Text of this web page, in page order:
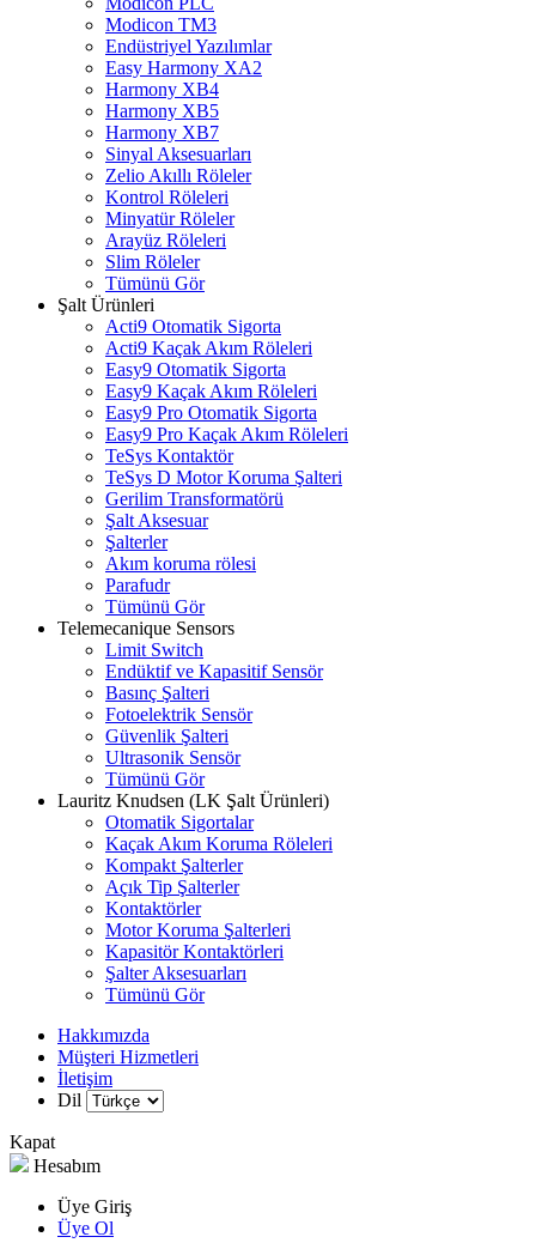
Modicon TM3
Endüstriyel Yazılımlar
Easy Harmony XA2
Harmony XB4
Harmony XB5
Harmony XB7
Sinyal Aksesuarları
Zelio Akıllı Röleler
Kontrol Röleleri
Minyatür Röleler
Arayüz Röleleri
Slim Röleler
Tümünü Gör
Şalt Ürünleri
Acti9 Otomatik Sigorta
Acti9 Kaçak Akım Röleleri
Easy9 Otomatik Sigorta
Easy9 Kaçak Akım Röleleri
Easy9 Pro Otomatik Sigorta
Easy9 Pro Kaçak Akım Röleleri
TeSys Kontaktör
TeSys D Motor Koruma Şalteri
Gerilim Transformatörü
Şalt Aksesuar
Şalterler
Akım koruma rölesi
Parafudr
Tümünü Gör
Telemecanique Sensors
Limit Switch
Endüktif ve Kapasitif Sensör
Basınç Şalteri
Fotoelektrik Sensör
Güvenlik Şalteri
Ultrasonik Sensör
Tümünü Gör
Lauritz Knudsen (LK Şalt Ürünleri)
Otomatik Sigortalar
Kaçak Akım Koruma Röleleri
Kompakt Şalterler
Açık Tip Şalterler
Kontaktörler
Motor Koruma Şalterleri
Kapasitör Kontaktörleri
Şalter Aksesuarları
Tümünü Gör
Hakkımızda
Müşteri Hizmetleri
İletişim
Dil
Kapat
Hesabım
Üye Giriş
Üye Ol